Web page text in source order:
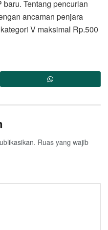
Tentang pencurian
ancaman penjara
V maksimal Rp.500
Ruas yang wajib